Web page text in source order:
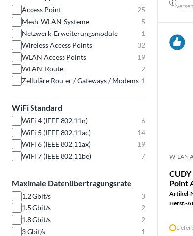
Access Point
25
Mesh-WLAN-Systeme
5
Netzwerk-Erweiterungsmodule
1
Wireless Access Points
32
WLAN Access Points
19
WLAN-Router
2
Zelluläre Router / Gateways / Modems 1
WiFi Standard
WiFi 4 (IEEE 802.11n)
6
WiFi 5 (IEEE 802.11ac)
14
WiFi 6 (IEEE 802.11ax)
19
WiFi 7 (IEEE 802.11be)
7
Maximale Datenübertragungsrate
1.2 Gbit/s
3
1.5 Gbit/s
2
1.8 Gbit/s
2
3 Gbit/s
1
W-LAN
Point
Artikel-
Herst.-